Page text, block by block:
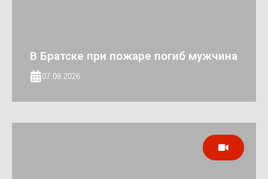
В Братске при пожаре погиб мужчина
07.08.2026